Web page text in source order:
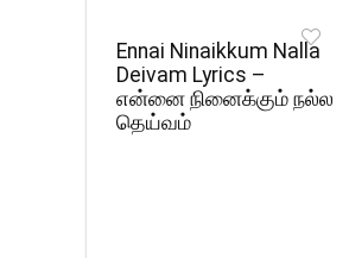
Ennai Ninaikkum Nalla
Deivam Lyrics –
என்னை நினைக்கும் நல்ல
தெய்வம்